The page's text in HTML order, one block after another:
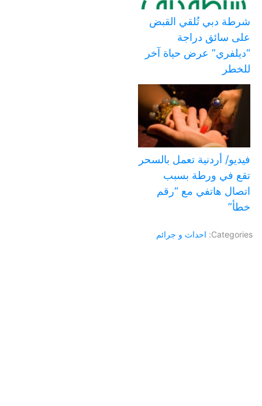
شرطة دبي تُلقي القبض
على سائق دراجة
“ديلفري” عرض حياة آخر
للخطر
فيديو/ أردنية تعمل بالسحر
تقع في ورطة بسبب
اتصال هاتفي مع “رقم
خطأ”
Categories: احداث و جرائم